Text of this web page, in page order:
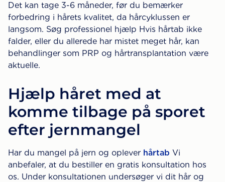
Det kan tage 3-6 måneder, før du bemærker
forbedring i hårets kvalitet, da hårcyklussen er
langsom. Søg professionel hjælp Hvis hårtab ikke
falder, eller du allerede har mistet meget hår, kan
behandlinger som PRP og hårtransplantation være
aktuelle.
Hjælp håret med at
komme tilbage på sporet
efter jernmangel
Har du mangel på jern og oplever hårtab Vi
anbefaler, at du bestiller en gratis konsultation hos
os. Under konsultationen undersøger vi dit hår og